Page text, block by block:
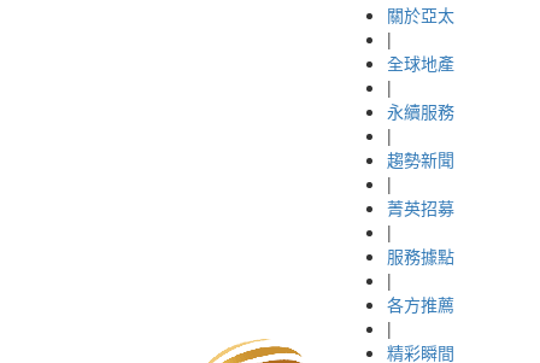
關於亞太
|
全球地產
|
永續服務
|
趨勢新聞
|
菁英招募
|
服務據點
|
各方推薦
|
精彩瞬間